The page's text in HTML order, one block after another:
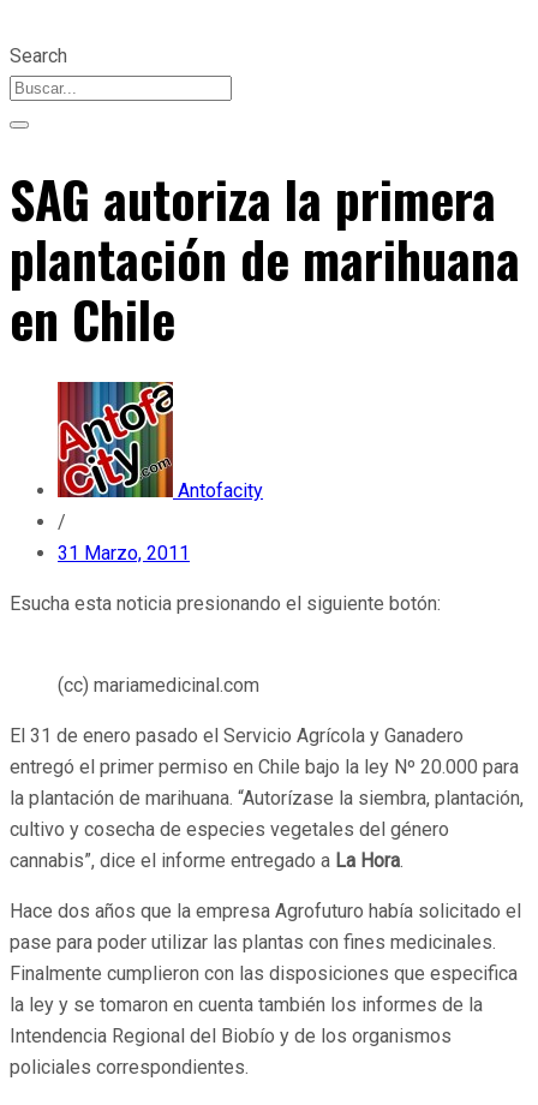
Search
SAG autoriza la primera
plantación de marihuana
en Chile
Antofacity
/
31 Marzo, 2011
Esucha esta noticia presionando el siguiente botón:
(cc) mariamedicinal.com
El 31 de enero pasado el Servicio Agrícola y Ganadero
entregó el primer permiso en Chile bajo la ley Nº 20.000 para
la plantación de marihuana. “Autorízase la siembra, plantación,
cultivo y cosecha de especies vegetales del género
cannabis”, dice el informe entregado a La Hora.
Hace dos años que la empresa Agrofuturo había solicitado el
pase para poder utilizar las plantas con fines medicinales.
Finalmente cumplieron con las disposiciones que especifica
la ley y se tomaron en cuenta también los informes de la
Intendencia Regional del Biobío y de los organismos
policiales correspondientes.